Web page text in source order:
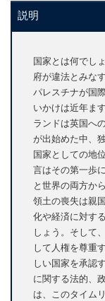
説明
国家とは何でし
府が違法とみな
パレスチナが国
いかけは近年ま
ランドは英国へ
が出始めた中、
国家としての地
言はその第一歩
と世界の両方か
領土の喪失は親
化や経済に対す
しょう。そして
して人権を尊重
しい国家を承認
に関する法的、
は、このタイム